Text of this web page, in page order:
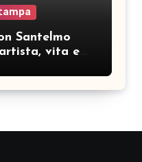
Santelmo
vita e
version)